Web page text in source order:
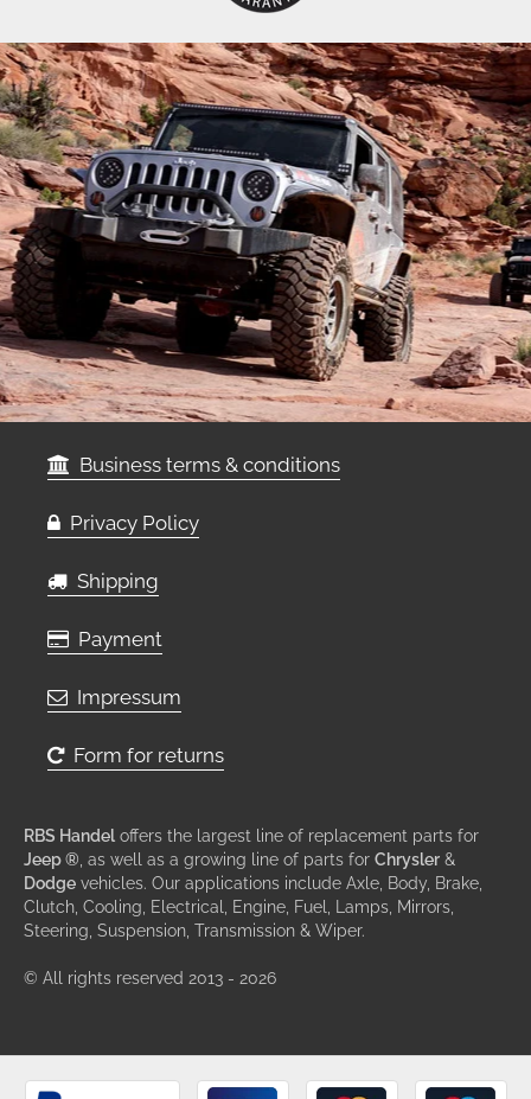
Business terms & conditions
Privacy Policy
Shipping
Payment
Impressum
Form for returns
RBS Handel offers the largest line of replacement parts for
Jeep ®, as well as a growing line of parts for Chrysler &
Dodge vehicles. Our applications include Axle, Body, Brake,
Clutch, Cooling, Electrical, Engine, Fuel, Lamps, Mirrors,
Steering, Suspension, Transmission & Wiper.
© All rights reserved 2013 - 2026